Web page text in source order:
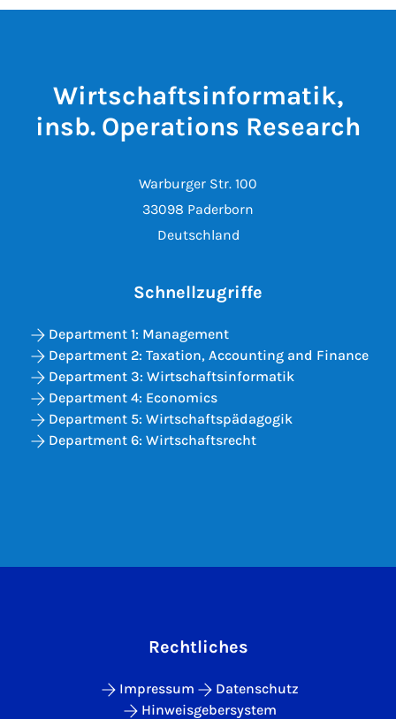
Wirtschaftsinformatik,
insb. Operations Research
Warburger Str. 100
33098 Paderborn
Deutschland
Schnellzugriffe
Department 1: Management
Department 2: Taxation, Accounting and Finance
Department 3: Wirtschaftsinformatik
Department 4: Economics
Department 5: Wirtschaftspädagogik
Department 6: Wirtschaftsrecht
Rechtliches
Impressum
Datenschutz
Hinweisgebersystem